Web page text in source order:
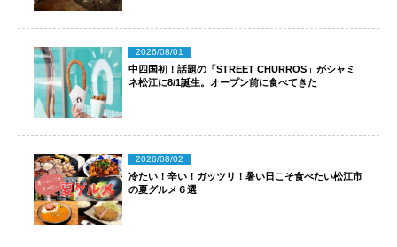
2026/08/01
中四国初！話題の「STREET CHURROS」がシャミ
ネ松江に8/1誕生。オープン前に食べてきた
2026/08/02
冷たい！辛い！ガッツリ！暑い日こそ食べたい松江市
の夏グルメ６選